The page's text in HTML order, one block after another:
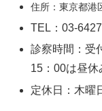
住所：東京都港
TEL：03-
診察時間：受
15：00は昼休
定休日：木